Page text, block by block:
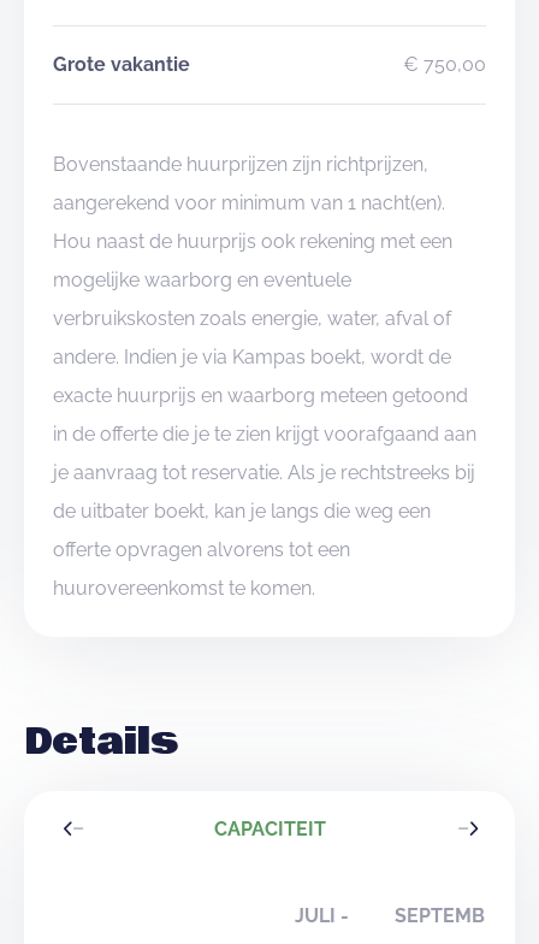
Grote vakantie € 750,00
Bovenstaande huurprijzen zijn richtprijzen,
aangerekend voor minimum van 1 nacht(en).
Hou naast de huurprijs ook rekening met een
mogelijke waarborg en eventuele
verbruikskosten zoals energie, water, afval of
andere. Indien je via Kampas boekt, wordt de
exacte huurprijs en waarborg meteen getoond
in de offerte die je te zien krijgt voorafgaand aan
je aanvraag tot reservatie. Als je rechtstreeks bij
de uitbater boekt, kan je langs die weg een
offerte opvragen alvorens tot een
huurovereenkomst te komen.
Details
CAPACITEIT
JULI -
SEPTEMBER